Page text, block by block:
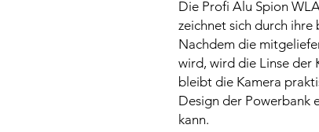
Die Profi Alu Spion
zeichnet sich durch
Nachdem die
wird, wird die Linse der
bleibt die Kamera
Design der Powerbank
kann.